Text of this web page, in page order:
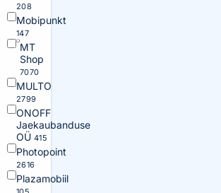
208
Mobipunkt
147
MT
Shop
7070
MULTO
2799
ONOFF
Jaekaubanduse
OÜ 415
Photopoint
2616
Plazamobiil